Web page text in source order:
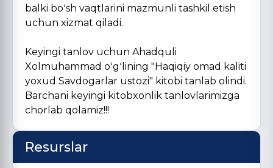
balki boʻsh vaqtlarini mazmunli tashkil etish
uchun xizmat qiladi.
Keyingi tanlov uchun Ahadquli
Xolmuhammad oʻgʻlining "Haqiqiy omad kaliti
yoxud Savdogarlar ustozi" kitobi tanlab olindi.
Barchani keyingi kitobxonlik tanlovlarimizga
chorlab qolamiz!!!
Resurslar